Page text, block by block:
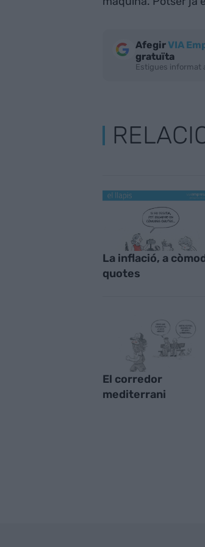
AfegirVIA
gratuïta
Estigues informat
La inflació, a
quotes
El corredor
mediterrani